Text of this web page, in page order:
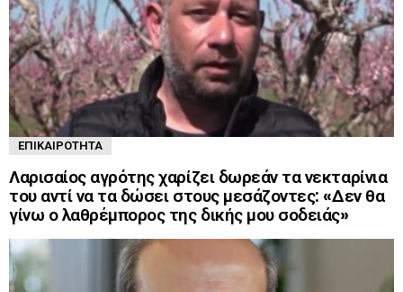
ΕΠΙΚΑΙΡΌΤΗΤΑ
Λαρισαίος αγρότης χαρίζει δωρεάν τα νεκταρίνια
του αντί να τα δώσει στους μεσάζοντες: «Δεν θα
γίνω ο λαθρέμπορος της δικής μου σοδειάς»